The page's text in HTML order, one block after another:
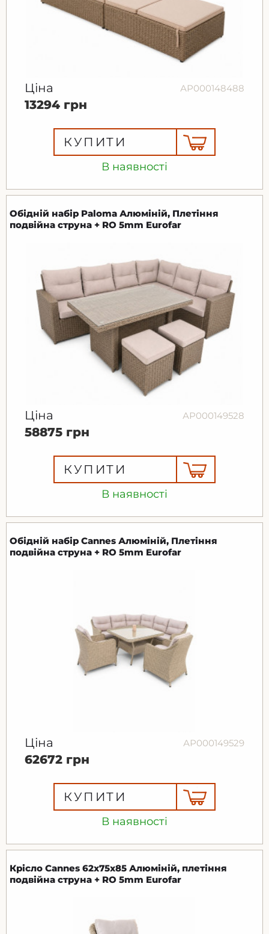
В наявності
Ціна АР000148488
13294 грн
КУПИТИ
В наявності
Обідній набір Paloma Алюміній, Плетіння
подвійна струна + RO 5mm Eurofar
Ціна АР000149528
58875 грн
КУПИТИ
В наявності
Обідній набір Cannes Алюміній, Плетіння
подвійна струна + RO 5mm Eurofar
Ціна АР000149529
62672 грн
КУПИТИ
Крісло Cannes 62x75x85 Алюміній, плетіння
подвійна струна + RO 5mm Eurofar